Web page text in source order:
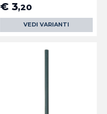
€ 3,20
VEDI VARIANTI